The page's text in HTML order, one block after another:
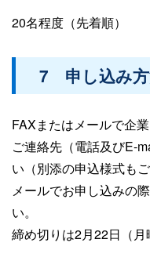
20名程度（先着順）
7 申し込み
FAXまたはメールで企
ご連絡先（電話及びE-
い（別添の申込様式もご
メールでお申し込みの
い。
締め切りは2月22日（月